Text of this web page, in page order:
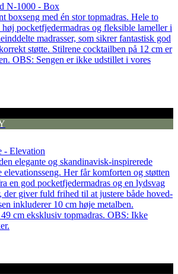
N-1000 - Box
boxseng med én stor topmadras. Hele to
pocketfjedermadras og fleksible lameller i
madrasser, som sikrer fantastisk god
støtte. Stilrene cocktailben på 12 cm er
OBS: Sengen er ikke udstillet i vores
- Elevation
elegante og skandinavisk-inspirerede
elevationsseng. Her får komforten og støtten
en god pocketfjedermadras og en lydsvag
der giver fuld frihed til at justere både hoved-
inkluderer 10 cm høje metalben.
49 cm eksklusiv topmadras. OBS: Ikke